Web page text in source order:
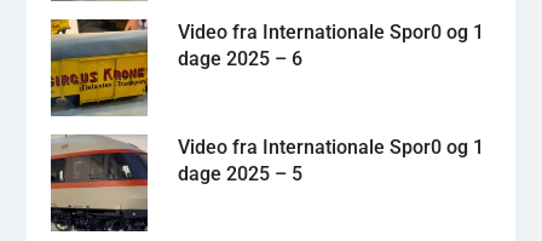
Video fra Internationale Spor0 og 1
dage 2025 – 6
Video fra Internationale Spor0 og 1
dage 2025 – 5